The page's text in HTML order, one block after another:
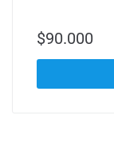
$90.000